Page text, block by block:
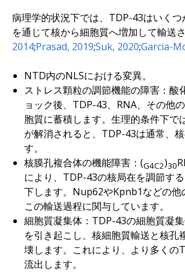
病理学的状況下では、TDP-43はいくつ
を通じて核から細胞質へ増加して輸送
2014;Prasad, 2019;Suk, 2020;Garcia-
NTD内のNLSにおける変異。
ストレス顆粒の調節機能の障害：酸
ョック後、TDP-43、RNA、その他
胞質に蓄積します。生理的条件下で
が解消されると、TDP-43は通常、
す。
核膜孔複合体の機能障害：(G4C2)30
により、TDP-43の核局在を調節す
下します。Nup62やKpnb1などの他
この輸送過程に関与しています。
細胞質凝集体：TDP-43の細胞質凝
を引き起こし、核細胞質輸送と核孔
壊します。これにより、より多くの
流出します。